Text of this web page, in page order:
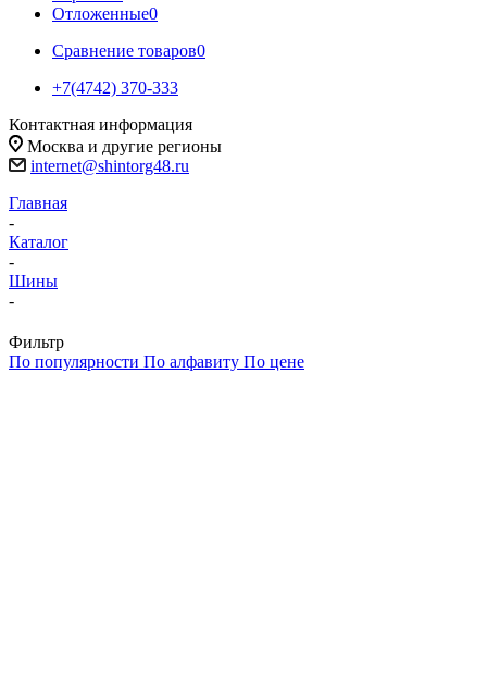
Отложенные0
Сравнение товаров0
+7(4742) 370-333
Контактная информация
Москва и другие регионы
internet@shintorg48.ru
Главная
-
Каталог
-
Шины
-
Фильтр
По популярности По алфавиту По цене